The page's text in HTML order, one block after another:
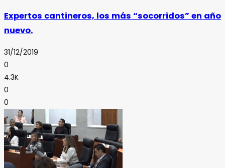
Expertos cantineros, los más “socorridos” en año
nuevo.
31/12/2019
0
4.3K
0
0